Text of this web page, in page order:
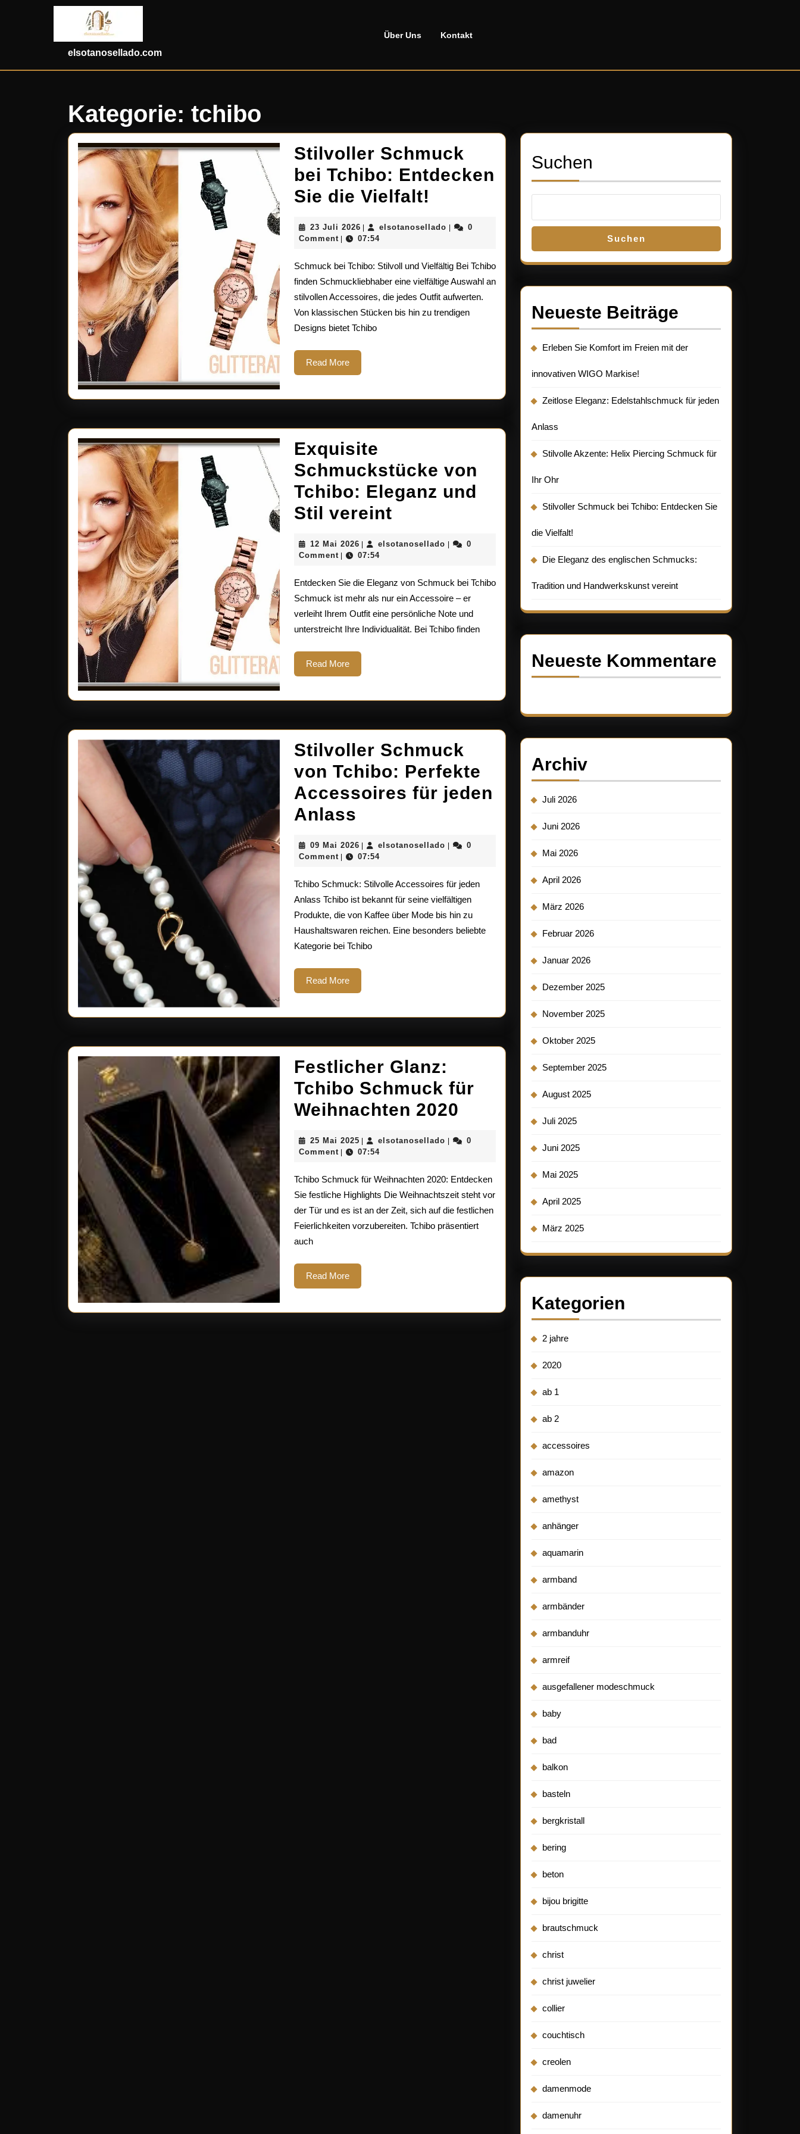
elsotanosellado.com
Über Uns Kontakt
Kategorie: tchibo
Stilvoller Schmuck
bei Tchibo: Entdecken
Sie die Vielfalt!
bei
Tchibo:
Entdecken
Sie
die
23 Juli 2026 23
Juli
elsotanosellado elsotanosellado
0
Comment
07:54
Schmuck bei Tchibo: Stilvoll und Vielfältig Bei Tchibo
finden Schmuckliebhaber eine vielfältige Auswahl an
stilvollen Accessoires, die jedes Outfit aufwerten.
Von klassischen Stücken bis hin zu trendigen
Designs bietet Tchibo
Read MoreRead
More
Exquisite
Schmuckstücke von
Tchibo: Eleganz und
Stil vereint
Schmuckstücke
Tchibo:
Eleganz
und
12 Mai 2026 12
Mai
elsotanosellado elsotanosellado
0
Comment
07:54
Entdecken Sie die Eleganz von Schmuck bei Tchibo
Schmuck ist mehr als nur ein Accessoire – er
verleiht Ihrem Outfit eine persönliche Note und
unterstreicht Ihre Individualität. Bei Tchibo finden
Read MoreRead
More
Stilvoller Schmuck
von Tchibo: Perfekte
Accessoires für jeden
Anlass
von
Tchibo:
Perfekte
Accessoires
für
jeden
Anlass
09 Mai 2026 09
Mai
elsotanosellado elsotanosellado
0
Comment
07:54
Tchibo Schmuck: Stilvolle Accessoires für jeden
Anlass Tchibo ist bekannt für seine vielfältigen
Produkte, die von Kaffee über Mode bis hin zu
Haushaltswaren reichen. Eine besonders beliebte
Kategorie bei Tchibo
Read MoreRead
More
Festlicher Glanz:
Tchibo Schmuck für
Weihnachten 2020
Schmuck
für
Weihnachten
25 Mai 2025 25
Mai
elsotanosellado elsotanosellado
0
Comment
07:54
Tchibo Schmuck für Weihnachten 2020: Entdecken
Sie festliche Highlights Die Weihnachtszeit steht vor
der Tür und es ist an der Zeit, sich auf die festlichen
Feierlichkeiten vorzubereiten. Tchibo präsentiert
auch
Read MoreRead
More
Suchen
Suchen
Neueste Beiträge
Erleben Sie Komfort im Freien mit der
innovativen WIGO Markise!
Zeitlose Eleganz: Edelstahlschmuck für jeden
Anlass
Stilvolle Akzente: Helix Piercing Schmuck für
Ihr Ohr
Stilvoller Schmuck bei Tchibo: Entdecken Sie
die Vielfalt!
Die Eleganz des englischen Schmucks:
Tradition und Handwerkskunst vereint
Neueste Kommentare
Archiv
Juli 2026
Juni 2026
Mai 2026
April 2026
März 2026
Februar 2026
Januar 2026
Dezember 2025
November 2025
Oktober 2025
September 2025
August 2025
Juli 2025
Juni 2025
Mai 2025
April 2025
März 2025
Kategorien
2 jahre
2020
ab 1
ab 2
accessoires
amazon
amethyst
anhänger
aquamarin
armband
armbänder
armbanduhr
armreif
ausgefallener modeschmuck
baby
bad
balkon
basteln
bergkristall
bering
beton
bijou brigitte
brautschmuck
christ
christ juwelier
collier
couchtisch
creolen
damenmode
damenuhr